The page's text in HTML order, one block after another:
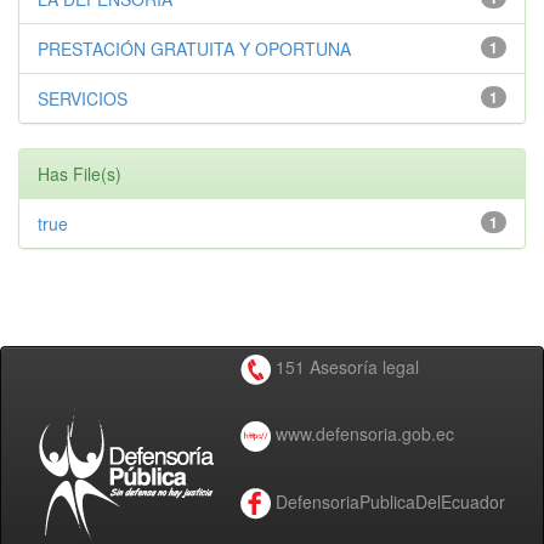
1
PRESTACIÓN GRATUITA Y OPORTUNA
1
SERVICIOS
Has File(s)
1
true
151 Asesoría legal
www.defensoria.gob.ec
DefensoriaPublicaDelEcuador